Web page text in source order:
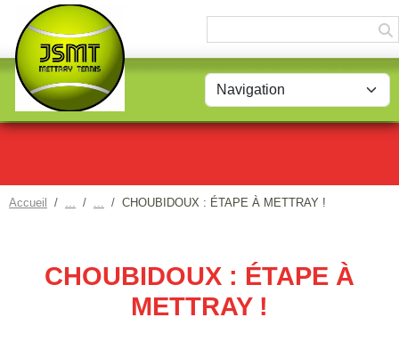
Accueil CHOUBIDOUX : ÉTAPE À METTRAY !
CHOUBIDOUX : ÉTAPE À
METTRAY !
Panneau de gestion des cookies